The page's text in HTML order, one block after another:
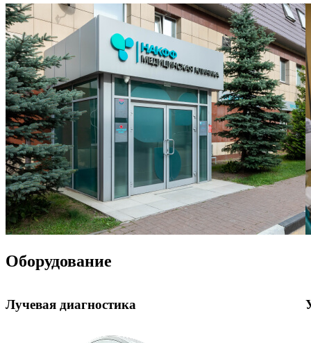
Оборудование
Лучевая диагностика